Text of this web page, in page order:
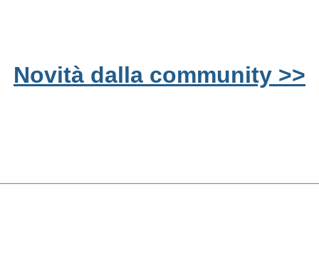
Novità dalla community >>